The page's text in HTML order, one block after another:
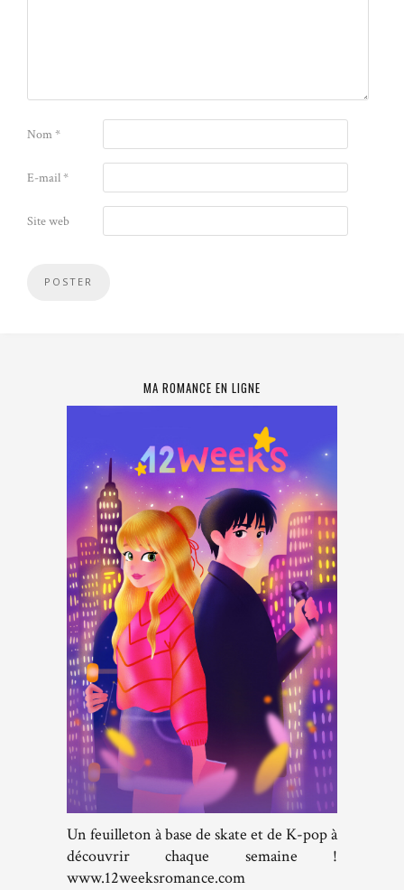
Nom*
E-mail*
Site web
MA ROMANCE EN LIGNE
Un feuilleton à base de skate et de K-pop à
découvrir chaque semaine !
www.12weeksromance.com